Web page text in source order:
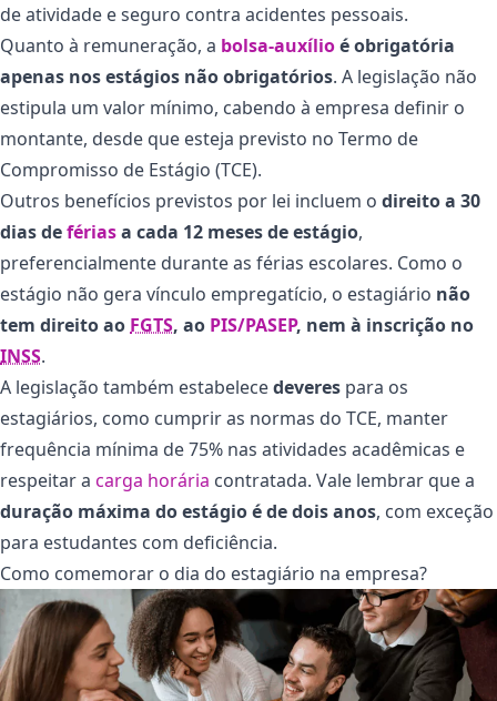
de atividade e seguro contra acidentes pessoais.
Quanto à remuneração, a bolsa-auxílioé obrigatória
apenas nos estágios não obrigatórios. A legislação não
estipula um valor mínimo, cabendo à empresa definir o
montante, desde que esteja previsto no Termo de
Compromisso de Estágio (TCE).
Outros benefícios previstos por lei incluem o direito a 30
dias defériasa cada 12 meses de estágio,
preferencialmente durante as férias escolares. Como o
estágio não gera vínculo empregatício, o estagiário não
tem direito ao FGTS, ao PIS/PASEP, nem à inscrição no
INSS.
A legislação também estabelecedeveres para os
estagiários, como cumprir as normas do TCE, manter
frequência mínima de 75% nas atividades acadêmicas e
respeitar a carga horária contratada. Vale lembrar que a
duração máxima do estágio é de dois anos, com exceção
para estudantes com deficiência.
Como comemorar o dia do estagiário na empresa?